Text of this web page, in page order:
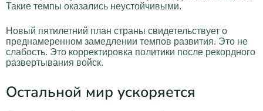
Такие темпы оказались неустойчивыми.
Новый пятилетний план страны свидетельствует о
преднамеренном замедлении темпов развития. Это не
слабость. Это корректировка политики после рекордного
развертывания войск.
Остальной мир ускоряется